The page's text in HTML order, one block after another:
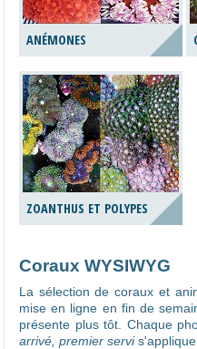
ANÉMONES
ZOANTHUS ET POLYPES
Coraux WYSIWYG
La sélection de coraux et
mise en ligne en fin de
présente plus tôt. Chaque
arrivé, premier servi